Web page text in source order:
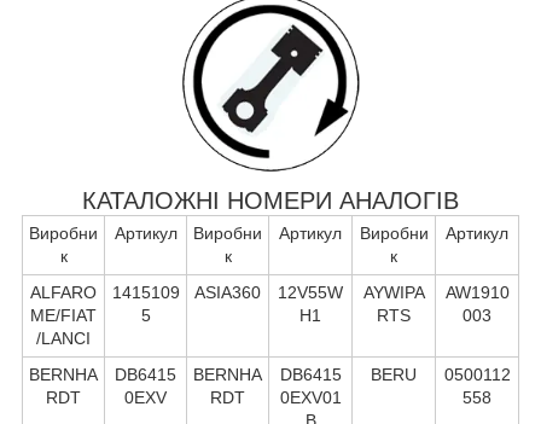
КАТАЛОЖНІ НОМЕРИ АНАЛОГІВ
Виробни
к
Артикул
Виробни
к
Артикул
Виробни
к
Артикул
ALFARO
ME/FIAT
/LANCI
1415109
5
ASIA360
12V55W
H1
AYWIPA
RTS
AW1910
003
BERNHA
RDT
DB6415
0EXV
BERNHA
RDT
DB6415
0EXV01
B
BERU
0500112
558